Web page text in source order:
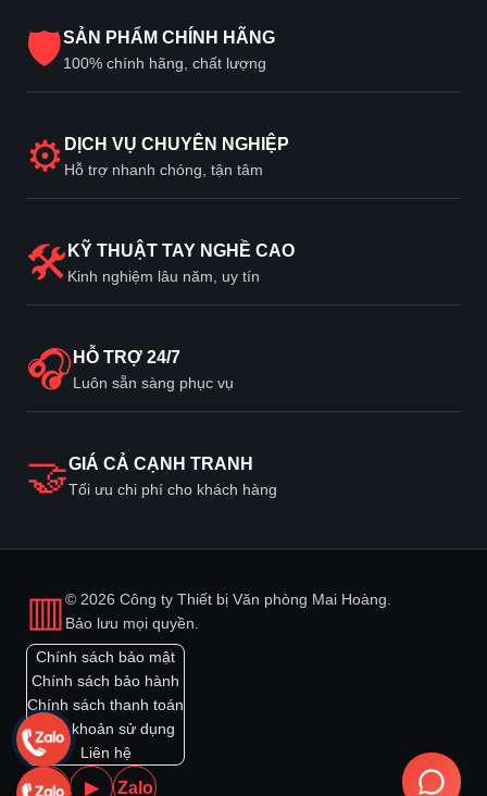
🛡SẢN PHẨM CHÍNH HÃNG
100% chính hãng, chất lượng
⚙ DỊCH VỤ CHUYÊN NGHIỆP
Hỗ trợ nhanh chóng, tận tâm
🛠 KỸ THUẬT TAY NGHỀ CAO
Kinh nghiệm lâu năm, uy tín
🎧 HỖ TRỢ 24/7
Luôn sẵn sàng phục vụ
🤝GIÁ CẢ CẠNH TRANH
Tối ưu chi phí cho khách hàng
▥© 2026 Công ty Thiết bị Văn phòng Mai Hoàng.
Bảo lưu mọi quyền.
Chính sách bảo mật
Chính sách bảo hành
Chính sách thanh toán
Điều khoản sử dụng
Liên hệ
f ▶ Zalo